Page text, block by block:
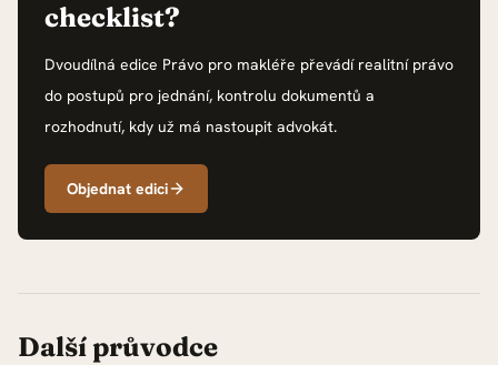
checklist?
Dvoudílná edice Právo pro makléře převádí realitní právo
do postupů pro jednání, kontrolu dokumentů a
rozhodnutí, kdy už má nastoupit advokát.
Objednat edici
Další průvodce